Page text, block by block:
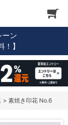
ーン
】
> 素焼き印花 No.6